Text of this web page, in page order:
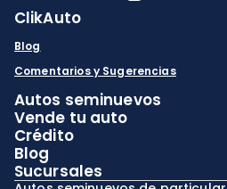
ClikAuto
Blog
Comentarios y Sugerencias
Autos seminuevos
Vende tu auto
Crédito
Blog
Sucursales